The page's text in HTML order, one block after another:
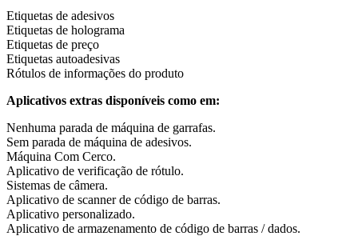
Etiquetas de adesivos
Etiquetas de holograma
Etiquetas de preço
Etiquetas autoadesivas
Rótulos de informações do produto
Aplicativos extras disponíveis como em:
Nenhuma parada de máquina de garrafas.
Sem parada de máquina de adesivos.
Máquina Com Cerco.
Aplicativo de verificação de rótulo.
Sistemas de câmera.
Aplicativo de scanner de código de barras.
Aplicativo personalizado.
Aplicativo de armazenamento de código de barras / dados.